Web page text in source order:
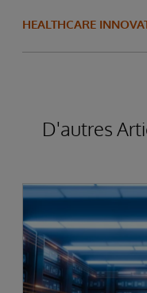
HEALTHCARE
D'autres